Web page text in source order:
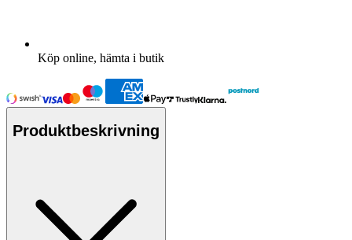
Köp online, hämta i butik
Produktbeskrivning